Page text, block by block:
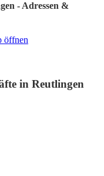
- Adressen &
öffnen
in Reutlingen